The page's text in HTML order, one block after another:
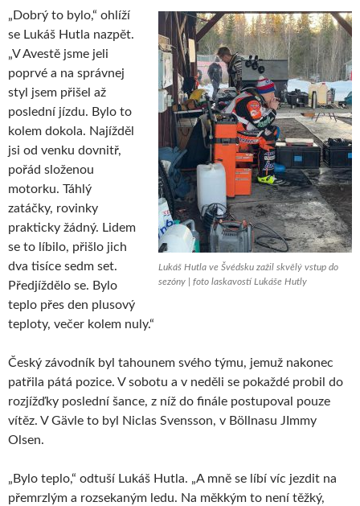
Lukáš Hutla ve Švédsku zažil skvělý vstup do
sezóny | foto laskavostí Lukáše Hutly
„Dobrý to bylo,“ ohlíží
se Lukáš Hutla nazpět.
„V Avestě jsme jeli
poprvé a na správnej
styl jsem přišel až
poslední jízdu. Bylo to
kolem dokola. Najížděl
jsi od venku dovnitř,
pořád složenou
motorku. Táhlý
zatáčky, rovinky
prakticky žádný. Lidem
se to líbilo, přišlo jich
dva tisíce sedm set.
Předjíždělo se. Bylo
teplo přes den plusový
teploty, večer kolem nuly.“
Český závodník byl tahounem svého týmu, jemuž nakonec
patřila pátá pozice. V sobotu a v neděli se pokaždé probil do
rozjížďky poslední šance, z níž do finále postupoval pouze
vítěz. V Gävle to byl Niclas Svensson, v Böllnasu JImmy
Olsen.
„Bylo teplo,“ odtuší Lukáš Hutla. „A mně se líbí víc jezdit na
přemrzlým a rozsekaným ledu. Na měkkým to není těžký,